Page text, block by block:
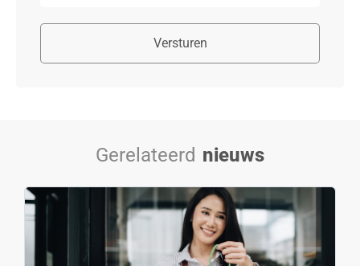
Versturen
Gerelateerd nieuws